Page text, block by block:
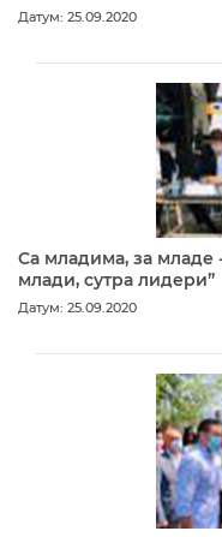
Датум: 25.09.2020
Са младима, за младе
млади, сутра лидери”
Датум: 25.09.2020